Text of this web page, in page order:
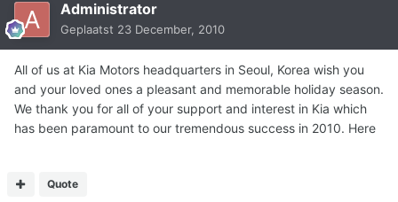
Administrator
Geplaatst 23 December, 2010
All of us at Kia Motors headquarters in Seoul, Korea wish you
and your loved ones a pleasant and memorable holiday season.
We thank you for all of your support and interest in Kia which
has been paramount to our tremendous success in 2010. Here
Quote